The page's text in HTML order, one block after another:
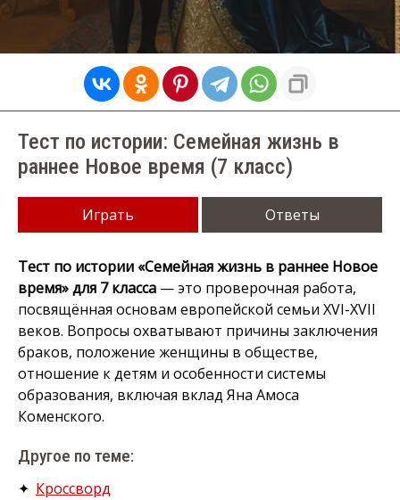
Тест по истории: Семейная жизнь в
раннее Новое время (7 класс)
Играть Ответы
Тест по истории «Семейная жизнь в раннее Новое
время» для 7 класса — это проверочная работа,
посвящённая основам европейской семьи XVI-XVII
веков. Вопросы охватывают причины заключения
браков, положение женщины в обществе,
отношение к детям и особенности системы
образования, включая вклад Яна Амоса
Коменского.
Другое по теме:
✦ Кроссворд